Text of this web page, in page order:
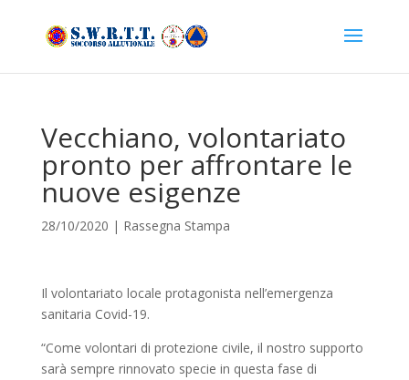
Vecchiano, volontariato
pronto per affrontare le
nuove esigenze
28/10/2020 | Rassegna Stampa
Il volontariato locale protagonista nell’emergenza
sanitaria Covid-19.
“Come volontari di protezione civile, il nostro supporto
sarà sempre rinnovato specie in questa fase di